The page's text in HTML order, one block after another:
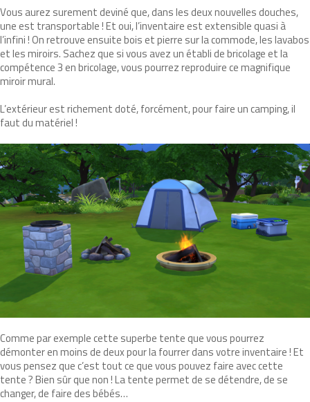
Vous aurez surement deviné que, dans les deux nouvelles douches,
une est transportable ! Et oui, l’inventaire est extensible quasi à
l’infini ! On retrouve ensuite bois et pierre sur la commode, les lavabos
et les miroirs. Sachez que si vous avez un établi de bricolage et la
compétence 3 en bricolage, vous pourrez reproduire ce magnifique
miroir mural.
L’extérieur est richement doté, forcément, pour faire un camping, il
faut du matériel !
Comme par exemple cette superbe tente que vous pourrez
démonter en moins de deux pour la fourrer dans votre inventaire ! Et
vous pensez que c’est tout ce que vous pouvez faire avec cette
tente ? Bien sûr que non ! La tente permet de se détendre, de se
changer, de faire des bébés…